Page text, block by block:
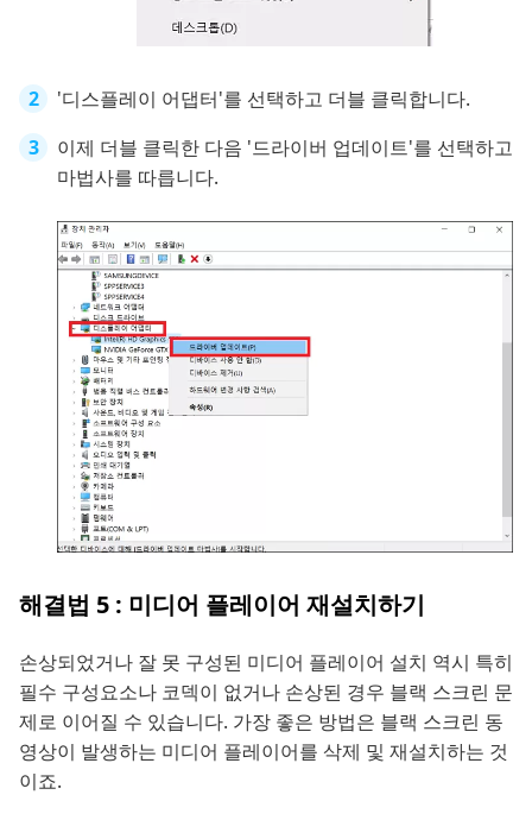
'디스플레이 어댑터'를 선택하고 더블 클릭합니다.
이제 더블 클릭한 다음 '드라이버 업데이트'를 선택하고
마법사를 따릅니다.
해결법 5 : 미디어 플레이어 재설치하기
손상되었거나 잘 못 구성된 미디어 플레이어 설치 역시 특히
필수 구성요소나 코덱이 없거나 손상된 경우 블랙 스크린 문
제로 이어질 수 있습니다. 가장 좋은 방법은 블랙 스크린 동
영상이 발생하는 미디어 플레이어를 삭제 및 재설치하는 것
이죠.